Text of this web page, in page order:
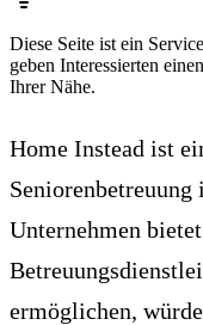
Diese Seite ist ein
geben Interessierten
Ihrer Nähe.
Home Instead ist
Seniorenbetreuung
Unternehmen
ermöglichen,